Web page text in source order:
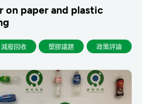
on paper and plastic
減廢回收 塑膠議題 政策評論